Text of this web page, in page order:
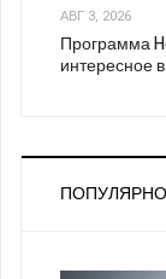
АВГ 3, 2026
Программа
интересное